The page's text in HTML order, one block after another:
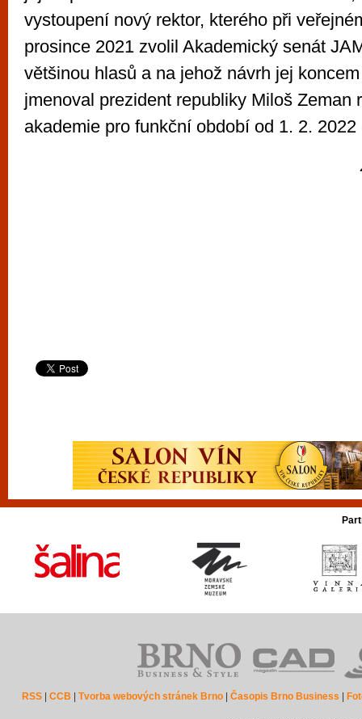
vystoupení nový rektor, kterého při
prosince 2021 zvolil Akademický senát
většinou hlasů a na jehož návrh jej
jmenoval prezident republiky Miloš Zeman
akademie pro funkční období od 1. 2.
RSS |CCB |Tvorba webových stránek Brno |Časopis Brno Business